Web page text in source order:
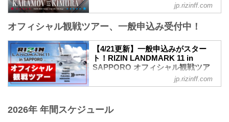
※開場・開始時間は予定です。決定次第
RIZIN FFオフィシャルサイトにてご案内
します。
終了予定時間
19:00〜20:00頃
※試合内容、イベント進行によって終了
予定時間が前後することがありますので
会場
札幌市営地下鉄南北線「真駒内」駅 徒歩
RIZIN MMAルール：5分3R（66.0kg）
堀江圭功 vs. 西川大和
RIZIN MMAルール：5分3R（71.0kg）
堀江圭功 vs. 西川大和
ビクター・コレスニック vs. SASUKE
RIZIN MMAルール：5分 3R（66.0kg）
ンス・アウンアラー
jp.rizinff.com
オフィシャル観戦ツアー、一般申込み受付中！
【4/21更新】一般申込みがスター
ト！RIZIN LANDMARK 11 in
SAPPORO オフィシャル観戦ツア
FEDERATION オフィシャルサイト
4/21（月）更新
jp.rizinff.com
2026年 年間スケジュール